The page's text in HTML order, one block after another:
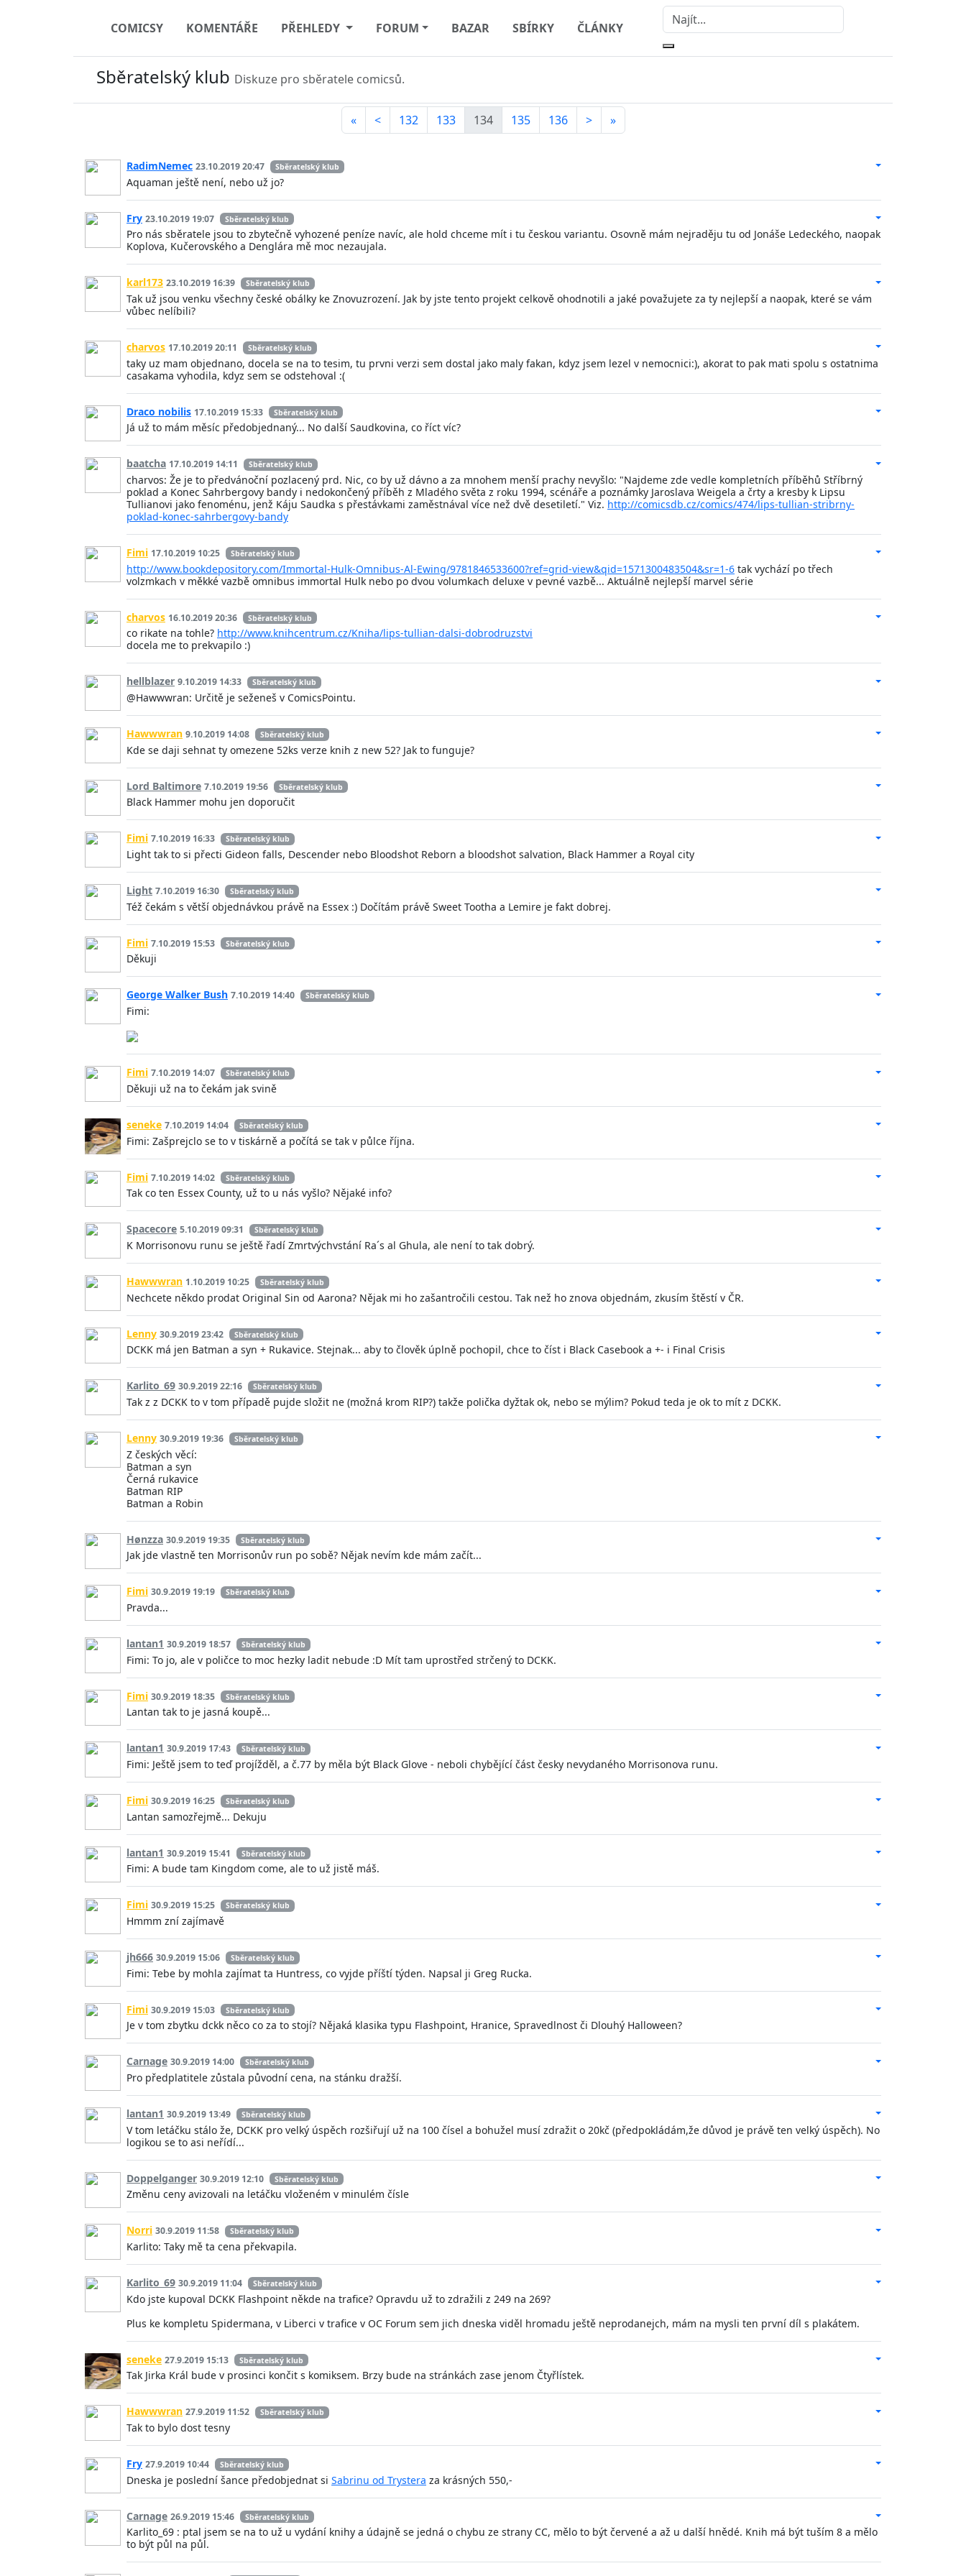
COMICSY KOMENTÁŘE PŘEHLEDY FORUM BAZAR SBÍRKY ČLÁNKY
Sběratelský klub Diskuze pro sběratele comicsů.
« < 132 133 134 135 136 > »
RadimNemec 23.10.2019 20:47 Sběratelský klub
Aquaman ještě není, nebo už jo?
Fry 23.10.2019 19:07 Sběratelský klub
Pro nás sběratele jsou to zbytečně vyhozené peníze navíc, ale hold chceme mít i tu českou variantu. Osovně mám nejraděju tu od Jonáše Ledeckého, naopak
Koplova, Kučerovského a Denglára mě moc nezaujala.
karl173 23.10.2019 16:39 Sběratelský klub
Tak už jsou venku všechny české obálky ke Znovuzrození. Jak by jste tento projekt celkově ohodnotili a jaké považujete za ty nejlepší a naopak, které se vám
vůbec nelíbili?
charvos 17.10.2019 20:11 Sběratelský klub
taky uz mam objednano, docela se na to tesim, tu prvni verzi sem dostal jako maly fakan, kdyz jsem lezel v nemocnici:), akorat to pak mati spolu s ostatnima
casakama vyhodila, kdyz sem se odstehoval :(
Draco nobilis 17.10.2019 15:33 Sběratelský klub
Já už to mám měsíc předobjednaný... No další Saudkovina, co říct víc?
baatcha 17.10.2019 14:11 Sběratelský klub
charvos: Že je to předvánoční pozlacený prd. Nic, co by už dávno a za mnohem menší prachy nevyšlo: "Najdeme zde vedle kompletních příběhů Stříbrný
poklad a Konec Sahrbergovy bandy i nedokončený příběh z Mladého světa z roku 1994, scénáře a poznámky Jaroslava Weigela a črty a kresby k Lipsu
Tullianovi jako fenoménu, jenž Káju Saudka s přestávkami zaměstnával více než dvě desetiletí." Viz. http://comicsdb.cz/comics/474/lips-tullian-stribrny-
poklad-konec-sahrbergovy-bandy
Fimi 17.10.2019 10:25 Sběratelský klub
http://www.bookdepository.com/Immortal-Hulk-Omnibus-Al-Ewing/9781846533600?ref=grid-view&qid=1571300483504&sr=1-6 tak vychází po třech
volzmkach v měkké vazbě omnibus immortal Hulk nebo po dvou volumkach deluxe v pevné vazbě... Aktuálně nejlepší marvel série
charvos 16.10.2019 20:36 Sběratelský klub
co rikate na tohle? http://www.knihcentrum.cz/Kniha/lips-tullian-dalsi-dobrodruzstvi
docela me to prekvapilo :)
hellblazer 9.10.2019 14:33 Sběratelský klub
@Hawwwran: Určitě je seženeš v ComicsPointu.
Hawwwran 9.10.2019 14:08 Sběratelský klub
Kde se daji sehnat ty omezene 52ks verze knih z new 52? Jak to funguje?
Lord Baltimore 7.10.2019 19:56 Sběratelský klub
Black Hammer mohu jen doporučit
Fimi 7.10.2019 16:33 Sběratelský klub
Light tak to si přecti Gideon falls, Descender nebo Bloodshot Reborn a bloodshot salvation, Black Hammer a Royal city
Light 7.10.2019 16:30 Sběratelský klub
Též čekám s větší objednávkou právě na Essex :) Dočítám právě Sweet Tootha a Lemire je fakt dobrej.
Fimi 7.10.2019 15:53 Sběratelský klub
Děkuji
George Walker Bush 7.10.2019 14:40 Sběratelský klub
Fimi:
Fimi 7.10.2019 14:07 Sběratelský klub
Děkuji už na to čekám jak svině
seneke 7.10.2019 14:04 Sběratelský klub
Fimi: Zašprejclo se to v tiskárně a počítá se tak v půlce října.
Fimi 7.10.2019 14:02 Sběratelský klub
Tak co ten Essex County, už to u nás vyšlo? Nějaké info?
Spacecore 5.10.2019 09:31 Sběratelský klub
K Morrisonovu runu se ještě řadí Zmrtvýchvstání Ra´s al Ghula, ale není to tak dobrý.
Hawwwran 1.10.2019 10:25 Sběratelský klub
Nechcete někdo prodat Original Sin od Aarona? Nějak mi ho zašantročili cestou. Tak než ho znova objednám, zkusím štěstí v ČR.
Lenny 30.9.2019 23:42 Sběratelský klub
DCKK má jen Batman a syn + Rukavice. Stejnak... aby to člověk úplně pochopil, chce to číst i Black Casebook a +- i Final Crisis
Karlito_69 30.9.2019 22:16 Sběratelský klub
Tak z z DCKK to v tom případě pujde složit ne (možná krom RIP?) takže polička dyžtak ok, nebo se mýlim? Pokud teda je ok to mít z DCKK.
Lenny 30.9.2019 19:36 Sběratelský klub
Z českých věcí:
Batman a syn
Černá rukavice
Batman RIP
Batman a Robin
Hønzza 30.9.2019 19:35 Sběratelský klub
Jak jde vlastně ten Morrisonův run po sobě? Nějak nevím kde mám začít...
Fimi 30.9.2019 19:19 Sběratelský klub
Pravda...
lantan1 30.9.2019 18:57 Sběratelský klub
Fimi: To jo, ale v poličce to moc hezky ladit nebude :D Mít tam uprostřed strčený to DCKK.
Fimi 30.9.2019 18:35 Sběratelský klub
Lantan tak to je jasná koupě...
lantan1 30.9.2019 17:43 Sběratelský klub
Fimi: Ještě jsem to teď projížděl, a č.77 by měla být Black Glove - neboli chybějící část česky nevydaného Morrisonova runu.
Fimi 30.9.2019 16:25 Sběratelský klub
Lantan samozřejmě... Dekuju
lantan1 30.9.2019 15:41 Sběratelský klub
Fimi: A bude tam Kingdom come, ale to už jistě máš.
Fimi 30.9.2019 15:25 Sběratelský klub
Hmmm zní zajímavě
jh666 30.9.2019 15:06 Sběratelský klub
Fimi: Tebe by mohla zajímat ta Huntress, co vyjde příští týden. Napsal ji Greg Rucka.
Fimi 30.9.2019 15:03 Sběratelský klub
Je v tom zbytku dckk něco co za to stojí? Nějaká klasika typu Flashpoint, Hranice, Spravedlnost či Dlouhý Halloween?
Carnage 30.9.2019 14:00 Sběratelský klub
Pro předplatitele zůstala původní cena, na stánku dražší.
lantan1 30.9.2019 13:49 Sběratelský klub
V tom letáčku stálo že, DCKK pro velký úspěch rozšiřují už na 100 čísel a bohužel musí zdražit o 20kč (předpokládám,že důvod je právě ten velký úspěch). No
logikou se to asi neřídí...
Doppelganger 30.9.2019 12:10 Sběratelský klub
Změnu ceny avizovali na letáčku vloženém v minulém čísle
Norri 30.9.2019 11:58 Sběratelský klub
Karlito: Taky mě ta cena překvapila.
Karlito_69 30.9.2019 11:04 Sběratelský klub
Kdo jste kupoval DCKK Flashpoint někde na trafice? Opravdu už to zdražili z 249 na 269?
Plus ke kompletu Spidermana, v Liberci v trafice v OC Forum sem jich dneska viděl hromadu ještě neprodanejch, mám na mysli ten první díl s plakátem.
seneke 27.9.2019 15:13 Sběratelský klub
Tak Jirka Král bude v prosinci končit s komiksem. Brzy bude na stránkách zase jenom Čtyřlístek.
Hawwwran 27.9.2019 11:52 Sběratelský klub
Tak to bylo dost tesny
Fry 27.9.2019 10:44 Sběratelský klub
Dneska je poslední šance předobjednat si Sabrinu od Trystera za krásných 550,-
Carnage 26.9.2019 15:46 Sběratelský klub
Karlito_69 : ptal jsem se na to už u vydání knihy a údajně se jedná o chybu ze strany CC, mělo to být červené a až u další hnědé. Knih má být tuším 8 a mělo
to být půl na půl.